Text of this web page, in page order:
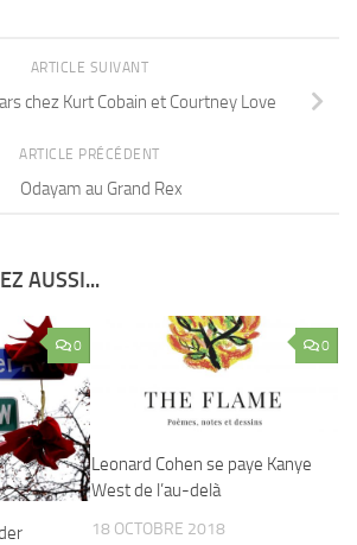
ARTICLE SUIVANT
chez Kurt Cobain et Courtney Love
ARTICLE PRÉCÉDENT
Odayam au Grand Rex
AUSSI...
0 0
Leonard Cohen se paye Kanye
West de l’au-delà
18 OCTOBRE 2018